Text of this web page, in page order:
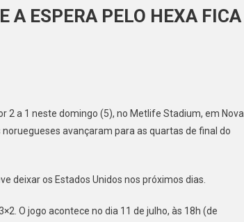
A ESPERA PELO HEXA FICA
2 a 1 neste domingo (5), no Metlife Stadium, em Nova
avançaram para as quartas de final do
deixar os Estados Unidos nos próximos dias.
O jogo acontece no dia 11 de julho, às 18h (de